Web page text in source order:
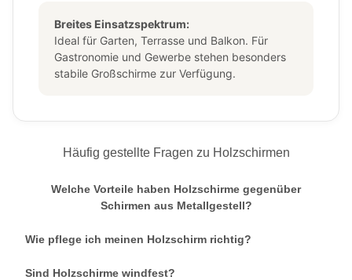
Breites Einsatzspektrum:
Ideal für Garten, Terrasse und Balkon. Für
Gastronomie und Gewerbe stehen besonders
stabile Großschirme zur Verfügung.
Häufig gestellte Fragen zu Holzschirmen
Welche Vorteile haben Holzschirme gegenüber
Schirmen aus Metallgestell?
Wie pflege ich meinen Holzschirm richtig?
Sind Holzschirme windfest?